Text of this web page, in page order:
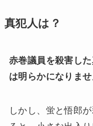
真犯人は？
赤巻議員を殺害し
は明らかになりませ
しかし、蛍と悟郎